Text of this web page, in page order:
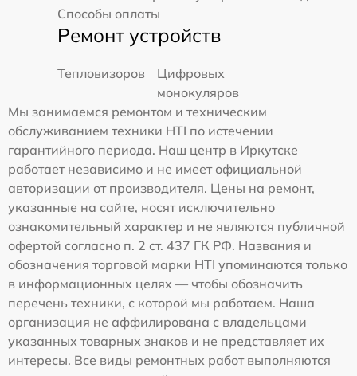
Способы оплаты
Ремонт устройств
Тепловизоров
Цифровых
монокуляров
Мы занимаемся ремонтом и техническим
обслуживанием техники HTI по истечении
гарантийного периода. Наш центр в Иркутске
работает независимо и не имеет официальной
авторизации от производителя. Цены на ремонт,
указанные на сайте, носят исключительно
ознакомительный характер и не являются публичной
офертой согласно п. 2 ст. 437 ГК РФ. Названия и
обозначения торговой марки HTI упоминаются только
в информационных целях — чтобы обозначить
перечень техники, с которой мы работаем. Наша
организация не аффилирована с владельцами
указанных товарных знаков и не представляет их
интересы. Все виды ремонтных работ выполняются